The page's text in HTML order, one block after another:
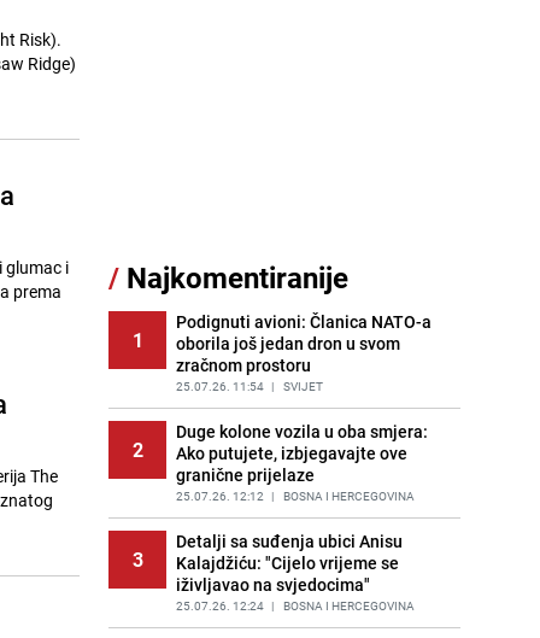
Risk).
Ridge)
glumac i
prema
The
11
apartmanu u Istri, vlasniku se
smijali i pokazivali srednji prst
PRIJE 2 DANA | REGIJA
Jedan od najvećih gradova nije na
listi: Ovo su lokacije prvih Lidl
prodavnica u BiH
PRIJE OKO 18H | BOSNA I HERCEGOVINA
Kako očistiti staklo od tuš-kabina:
Jednostavni savjeti za očuvanje
sjaja
PRIJE 1 DAN | ŽIVOT I STIL
Očistite rernu bez hemikalija:
Poznata stručnjakinja dijeli savjete
PRIJE 2 DANA | ŽIVOT I STIL
/ Najkomentiranije
1
Podignuti avioni: Članica NATO-a
oborila još jedan dron u svom
zračnom prostoru
25.07.26. 11:54 | SVIJET
2
Duge kolone vozila u oba smjera:
Ako putujete, izbjegavajte ove
granične prijelaze
25.07.26. 12:12 | BOSNA I HERCEGOVINA
3
Detalji sa suđenja ubici Anisu
Kalajdžiću: "Cijelo vrijeme se
iživljavao na svjedocima"
25.07.26. 12:24 | BOSNA I HERCEGOVINA